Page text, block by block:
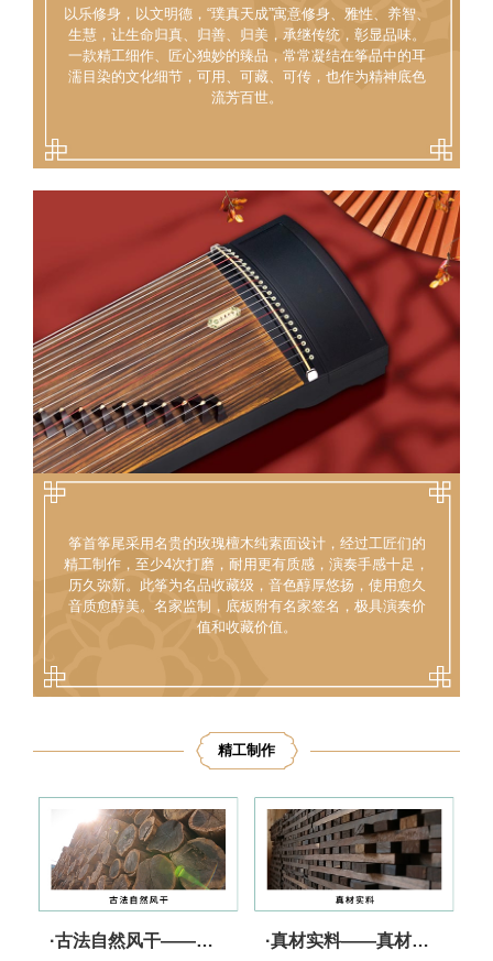
以乐修身，以文明德，“璞真天成”寓意修身、雅性、养智、
生慧，让生命归真、归善、归美，承继传统，彰显品味。
一款精工细作、匠心独妙的臻品，常常凝结在筝品中的耳
濡目染的文化细节，可用、可藏、可传，也作为精神底色
流芳百世。
筝首筝尾采用名贵的玫瑰檀木纯素面设计，经过工匠们的
精工制作，至少4次打磨，耐用更有质感，演奏手感十足，
历久弥新。此筝为名品收藏级，音色醇厚悠扬，使用愈久
音质愈醇美。名家监制，底板附有名家签名，极具演奏价
值和收藏价值。
精工制作
·古法自然风干——实力储备 音质上乘 ·真材实料——真材实料 行业承诺